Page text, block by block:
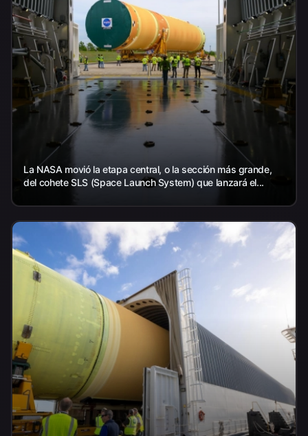
La NASA movió la etapa central, o la sección más grande,
del cohete SLS (Space Launch System) que lanzará el...